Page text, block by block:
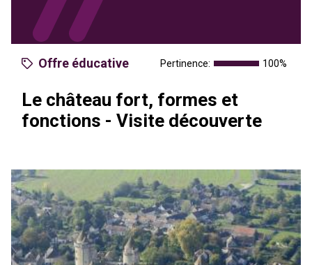
Le château fort, formes et
fonctions - Visite découverte
Offre éducative Pertinence: 100%